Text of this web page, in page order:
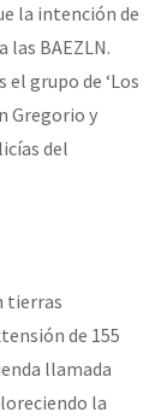
la intención de
las BAEZLN.
el grupo de ‘Los
Gregorio y
del
tierras
de 155
llamada
la